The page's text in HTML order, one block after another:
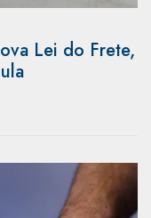
Lei do Frete,